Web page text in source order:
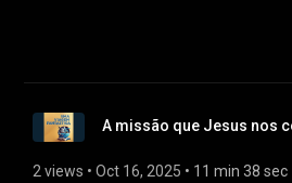
A missão que Jesus nos
2 views • Oct 16, 2025 • 11 min 38 sec